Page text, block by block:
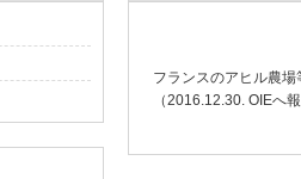
フランスのアヒル農
（2016.12.30. OIEへ